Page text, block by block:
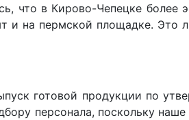
что в Кирово-Чепецке
на пермской площадке. Это
готовой продукции по
персонала, поскольку